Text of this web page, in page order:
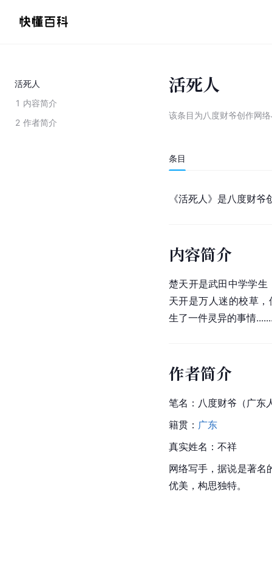
活死人
1 内容简介
2 作者简介
活死人
该条目为八度财爷创作网
条目
《活死人》是八度财爷
内容简介
楚天开是武田中学学生
天开是万人迷的校草
生了一件灵异的事情
作者简介
笔名：八度财爷（ 广东
籍贯： 广东
真实姓名：不祥
网络写手，据说是著名
优美，构思独特。